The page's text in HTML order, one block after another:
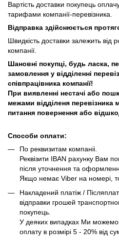
Вартість доставки покупець
тарифами компанії-перевізника.
Відправка здійснюється
Швидкість доставки залежить від
компанії.
Шановні покупці, будь ласка,
замовлення у відділенні
співпрацівника компанії!
При виявленні нестачі або
межами відділеня
питання повернення або
Способи оплати:
По реквизитам компаніі.
Реквізити IBAN рахунку Вам
після уточнення та
Якщо немає Viber на номері,
Накладений платіж /
відправки грошей
покупець.
У деяких випадках Ми
оплату в розмірі 5 - 20% від